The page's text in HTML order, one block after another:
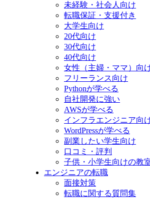
未経験・社会人向け
転職保証・支援付き
大学生向け
20代向け
30代向け
40代向け
女性（主婦・ママ）向
フリーランス向け
Pythonが学べる
自社開発に強い
AWSが学べる
インフラエンジニア向
WordPressが学べる
副業したい学生向け
口コミ・評判
子供・小学生向けの教
エンジニアの転職
面接対策
転職に関する質問集